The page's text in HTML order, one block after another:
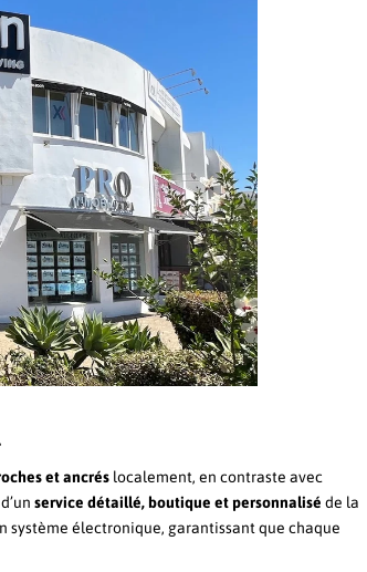
et ancrés localement, en contraste avec
service détaillé, boutique et personnalisé de la
système électronique, garantissant que chaque